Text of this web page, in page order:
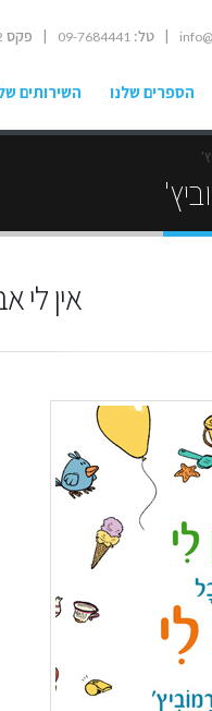
| טל: 09-7684441 | פקס
הספרים שלנו השירותים
אין לי